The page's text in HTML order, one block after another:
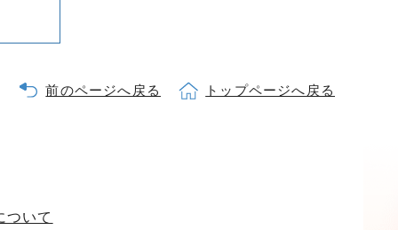
前のページへ戻る トップページへ戻る
ついて